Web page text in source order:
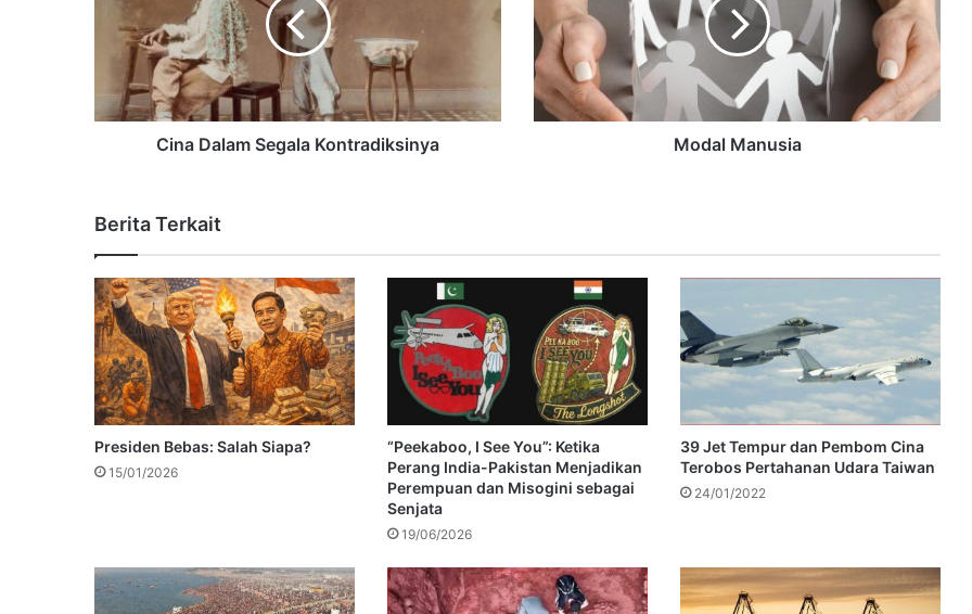
Cina Dalam Segala Kontradiksinya Modal Manusia
Berita Terkait
Presiden Bebas: Salah Siapa?
15/01/2026
“Peekaboo, I See You”: Ketika
Perang India-Pakistan Menjadikan
Perempuan dan Misogini sebagai
Senjata
19/06/2026
39 Jet Tempur dan Pembom Cina
Terobos Pertahanan Udara Taiwan
24/01/2022